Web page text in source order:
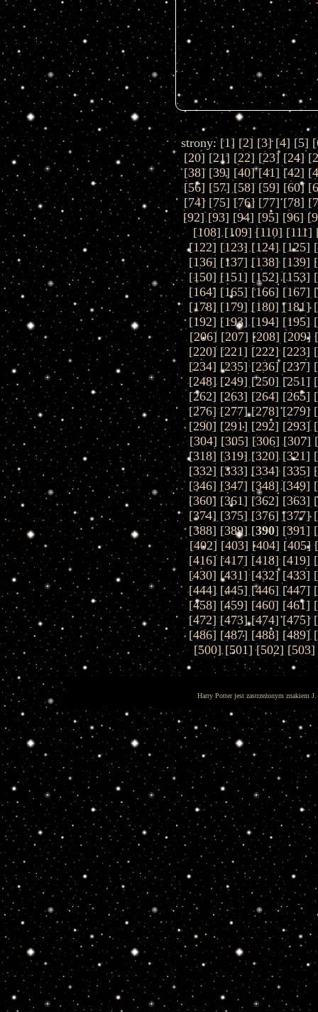
strony: [1] [2] [3] [4] [5] [
[20] [21] [22] [23] [24] [
[38] [39] [40] [41] [42] [
[56] [57] [58] [59] [60] [
[74] [75] [76] [77] [78] [
[92] [93] [94] [95] [96] [
[108] [109] [110] [111]
[122] [123] [124] [125] [
[136] [137] [138] [139] [
[150] [151] [152] [153] [
[164] [165] [166] [167] [
[178] [179] [180] [181] [
[192] [193] [194] [195] [
[206] [207] [208] [209] [
[220] [221] [222] [223] [
[234] [235] [236] [237] [
[248] [249] [250] [251] [
[262] [263] [264] [265] [
[276] [277] [278] [279] [
[290] [291] [292] [293] [
[304] [305] [306] [307] [
[318] [319] [320] [321] [
[332] [333] [334] [335] [
[346] [347] [348] [349] [
[360] [361] [362] [363] [
[374] [375] [376] [377] [
[388] [389] [390] [391] [
[402] [403] [404] [405] [
[416] [417] [418] [419] [
[430] [431] [432] [433] [
[444] [445] [446] [447] [
[458] [459] [460] [461] [
[472] [473] [474] [475] [
[486] [487] [488] [489] [
[500] [501] [502] [503]
Harry Potter jest zastrzeżonym znakiem